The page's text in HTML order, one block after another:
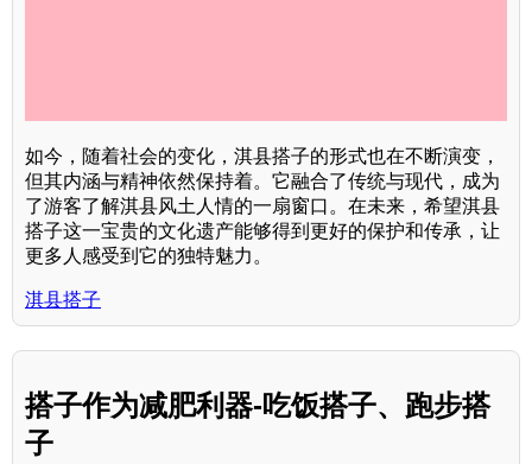
如今，随着社会的变化，淇县搭子的形式也在不断演变，
但其内涵与精神依然保持着。它融合了传统与现代，成为
了游客了解淇县风土人情的一扇窗口。在未来，希望淇县
搭子这一宝贵的文化遗产能够得到更好的保护和传承，让
更多人感受到它的独特魅力。
淇县搭子
搭子作为减肥利器-吃饭搭子、跑步搭
子